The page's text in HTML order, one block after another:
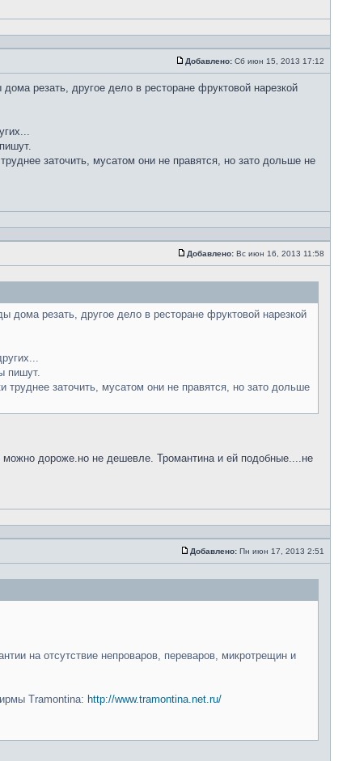
Добавлено: Сб июн 15, 2013 17:12
резать, другое дело в ресторане фруктовой нарезкой
заточить, мусатом они не правятся, но зато дольше не
Добавлено: Вс июн 16, 2013 11:58
резать, другое дело в ресторане фруктовой нарезкой
пишут.
труднее заточить, мусатом они не правятся, но зато дольше
дороже.но не дешевле. Тромантина и ей подобные....не
Добавлено: Пн июн 17, 2013 2:51
на отсутствие непроваров, переваров, микротрещин и
Tramontina: http://www.tramontina.net.ru/